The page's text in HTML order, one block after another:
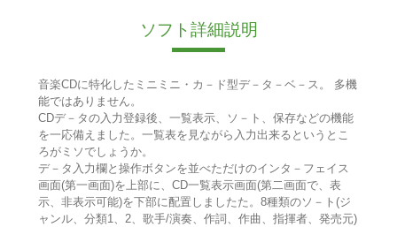
ソフト詳細説明
音楽CDに特化したミニミニ・カ－ド型デ－タ－ベ－ス。 多機
能ではありません。
CDデ－タの入力登録後、一覧表示、ソ－ト、保存などの機能
を一応備えました。一覧表を見ながら入力出来るというとこ
ろがミソでしょうか。
デ－タ入力欄と操作ボタンを並べただけのインタ－フェイス
画面(第一画面)を上部に、CD一覧表示画面(第二画面で、表
示、非表示可能)を下部に配置しましたた。8種類のソ－ト(ジ
ャンル、分類1、2、歌手/演奏、作詞、作曲、指揮者、発売元)